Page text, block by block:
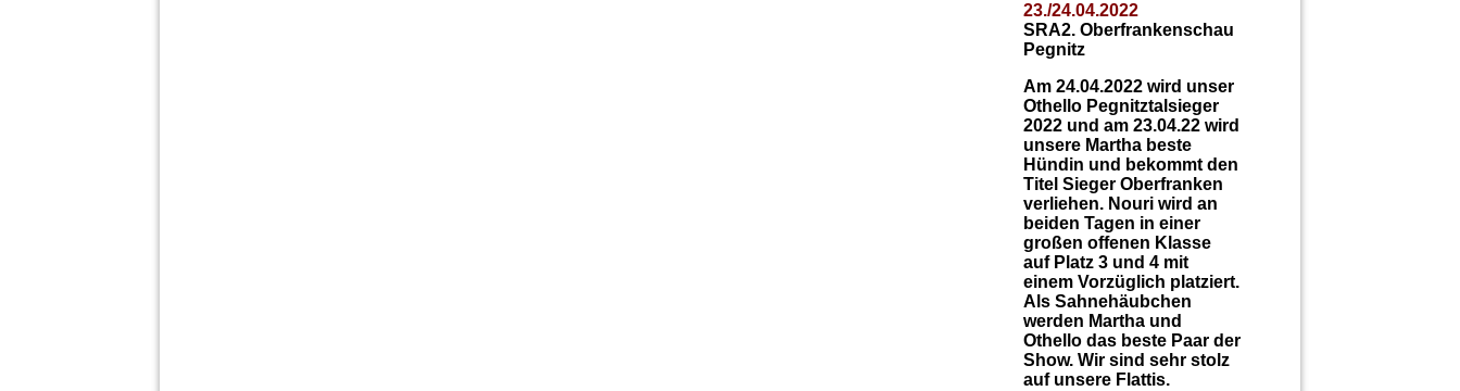
23./24.04.2022
SRA2. Oberfrankenschau
Pegnitz
Am 24.04.2022 wird unser
Othello Pegnitztalsieger
2022 und am 23.04.22 wird
unsere Martha beste
Hündin und bekommt den
Titel Sieger Oberfranken
verliehen. Nouri wird an
beiden Tagen in einer
großen offenen Klasse
auf Platz 3 und 4 mit
einem Vorzüglich platziert.
Als Sahnehäubchen
werden Martha und
Othello das beste Paar der
Show. Wir sind sehr stolz
auf unsere Flattis.